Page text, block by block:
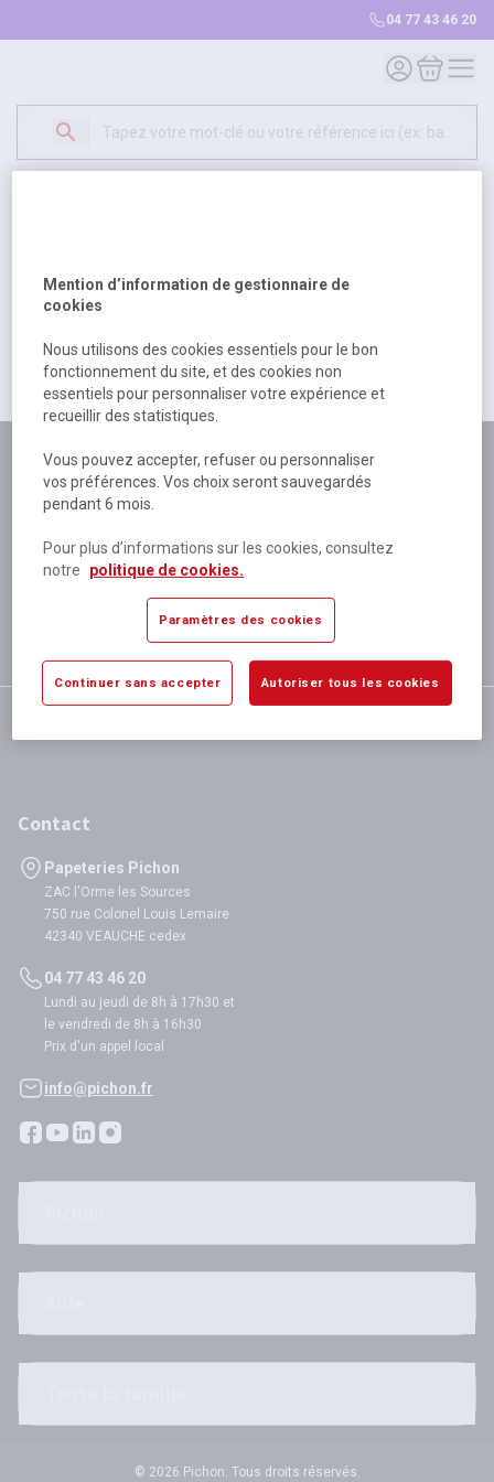
04 77 43 46 20
Mon compte
Mon
500
excuser pour la gêne occasionée.
Retour Retour à l'accueil
Plus de 180 personnes
à votre écoute
Plus de 80 000 références
disponibles
Expédition le jour même
si validation avant 12h
satisfaction totale
Contact
Papeteries Pichon
ZAC l'Orme les Sources
750 rue Colonel Louis Lemaire
42340 VEAUCHE cedex
04 77 43 46 20
Lundi au jeudi de 8h à 17h30 et
le vendredi de 8h à 16h30
Prix d'un appel local
info@pichon.fr
© 2026 Pichon. Tous droits réservés.
Mention d’information de gestionnaire de
cookies
Nous utilisons des cookies essentiels pour le bon
fonctionnement du site, et des cookies non
essentiels pour personnaliser votre expérience et
recueillir des statistiques.
Vous pouvez accepter, refuser ou personnaliser
vos préférences. Vos choix seront sauvegardés
pendant 6 mois.
Pour plus d’informations sur les cookies, consultez
notre
politique de cookies.
Paramètres des cookies
Continuer sans accepter Autoriser tous les cookies